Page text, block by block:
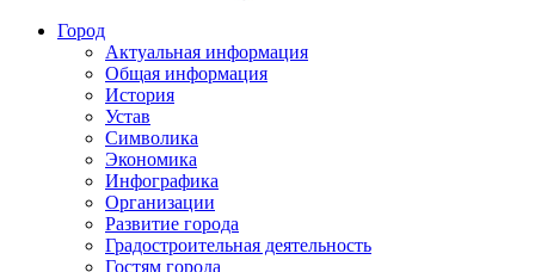
Город
Актуальная информация
Общая информация
История
Устав
Символика
Экономика
Инфографика
Организации
Развитие города
Градостроительная деятельность
Гостям города